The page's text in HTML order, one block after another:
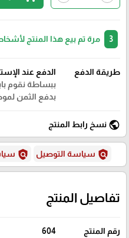
مرة تم بيع هذا المنتج
طريقة الدفع
الدفع عند
ببساطة نقوم
بدفع الثمن
public نسخ رابط المنتج
policy سياسة التوصيل policy
تفاصيل المنتج
رقم المنتج 604